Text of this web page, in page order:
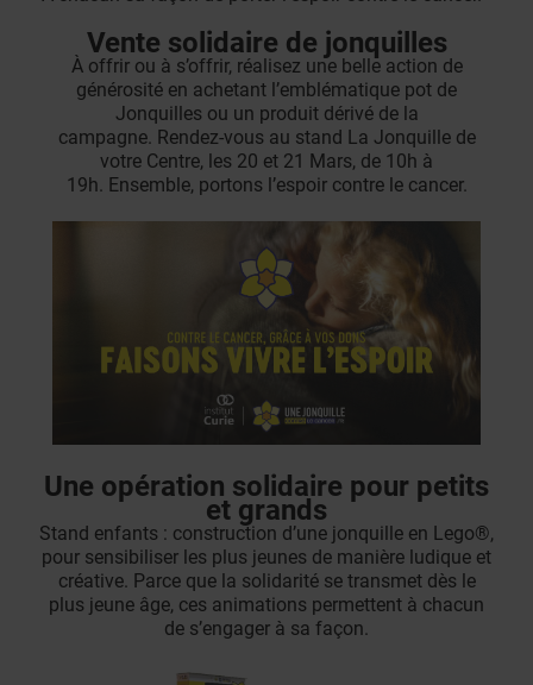
Vente solidaire de jonquilles
À offrir ou à s’offrir, réalisez une belle action de
générosité en achetant l’emblématique pot de
Jonquilles ou un produit dérivé de la
campagne. Rendez-vous au stand La Jonquille de
votre Centre, les 20 et 21 Mars, de 10h à
19h. Ensemble, portons l’espoir contre le cancer.
Une opération solidaire pour petits
et grands
Stand enfants : construction d’une jonquille en Lego®,
pour sensibiliser les plus jeunes de manière ludique et
créative. Parce que la solidarité se transmet dès le
plus jeune âge, ces animations permettent à chacun
de s’engager à sa façon.